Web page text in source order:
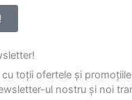
toții ofertele și promoțiile
ul nostru și noi